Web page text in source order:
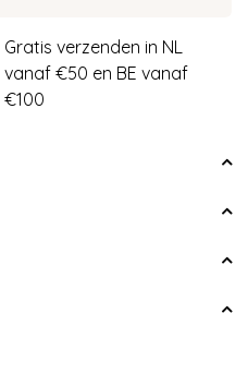
Gratis verzenden in NL
vanaf €50 en BE vanaf
€100